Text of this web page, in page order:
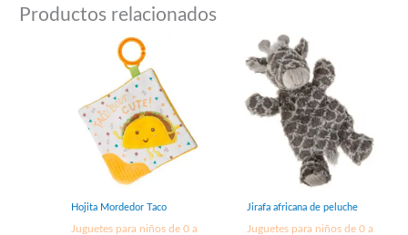
Productos relacionados
Hojita Mordedor Taco
Juguetes para niños de 0 a
Jirafa africana de peluche
Juguetes para niños de 0 a